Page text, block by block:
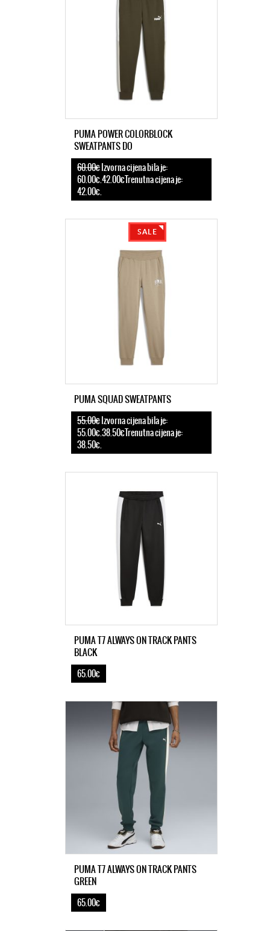
PUMA POWER COLORBLOCK
SWEATPANTS DO
60.00€Izvorna cijena bila je:
60.00€.42.00€Trenutna cijena je:
42.00€.
SALE
PUMA SQUAD SWEATPANTS
55.00€Izvorna cijena bila je:
55.00€.38.50€Trenutna cijena je:
38.50€.
PUMA T7 ALWAYS ON TRACK PANTS
BLACK
65.00€
PUMA T7 ALWAYS ON TRACK PANTS
GREEN
65.00€